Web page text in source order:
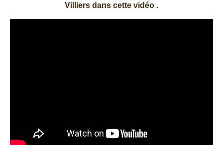
Villiers dans cette vidéo .